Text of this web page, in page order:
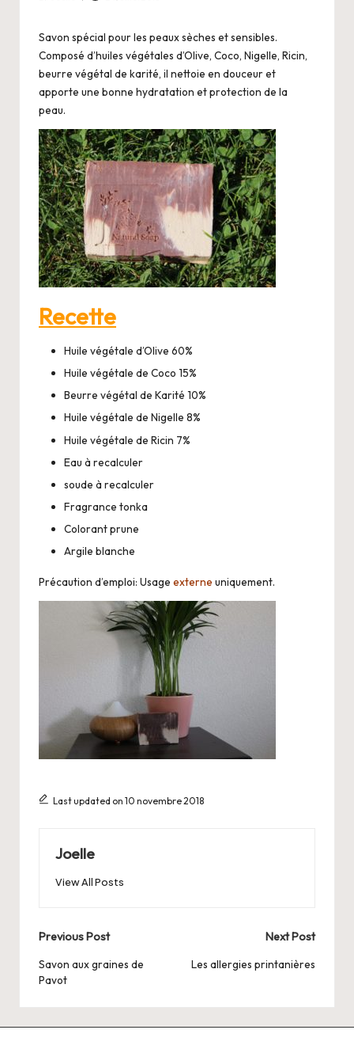
o
Posted
Savon spécial pour les peaux sèches et sensibles.
Composé d’huiles végétales d’Olive, Coco, Nigelle, Ricin,
beurre végétal de karité, il nettoie en douceur et
apporte une bonne hydratation et protection de la
peau.
Recette
Huile végétale d’Olive 60%
Huile végétale de Coco 15%
Beurre végétal de Karité 10%
Huile végétale de Nigelle 8%
Huile végétale de Ricin 7%
Eau à recalculer
soude à recalculer
Fragrance tonka
Colorant prune
Argile blanche
Précaution d’emploi: Usage externe uniquement.
Last updated on 10 novembre 2018
Joelle
View All Posts
Post
navigation
Previous Post
Savon aux graines de
Pavot
Next Post
Les allergies printanières